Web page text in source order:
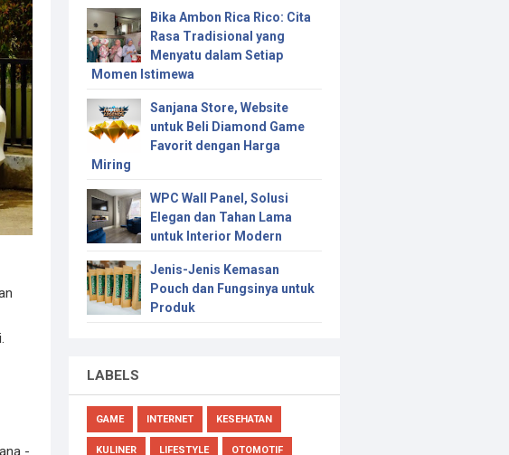
-
Bika Ambon Rica Rico: Cita
Rasa Tradisional yang
Menyatu dalam Setiap
Momen Istimewa
Sanjana Store, Website
untuk Beli Diamond Game
Favorit dengan Harga
Miring
WPC Wall Panel, Solusi
Elegan dan Tahan Lama
untuk Interior Modern
Jenis-Jenis Kemasan
Pouch dan Fungsinya untuk
Produk
LABELS
GAME INTERNET KESEHATAN
KULINER LIFESTYLE OTOMOTIF